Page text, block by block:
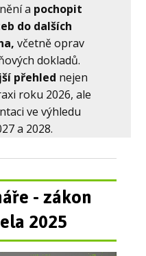
a pochopit
do dalších
včetně oprav
dokladů.
přehled nejen
roku 2026, ale
ve výhledu
a 2028.
- zákon
2025